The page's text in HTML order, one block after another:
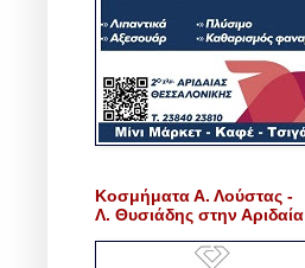
Κοσμήματα Α. Λούστας -
Λ. Θυσιάδης στην Αριδαία